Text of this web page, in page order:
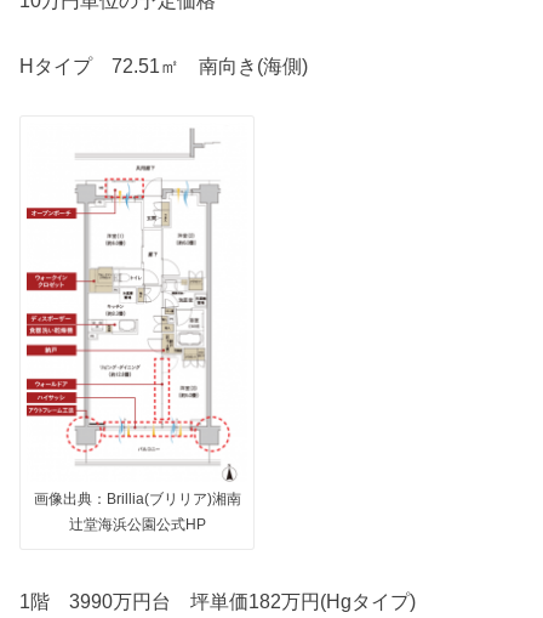
Hタイプ 72.51㎡ 南向き(海側)
画像出典：Brillia(ブリリア)湘南
辻堂海浜公園公式HP
1階 3990万円台 坪単価182万円(Hgタイプ)